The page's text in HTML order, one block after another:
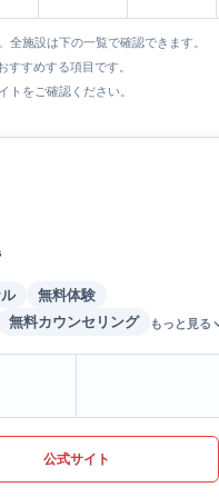
施設は下の一覧で確認できます。
すめする項目です。
をご確認ください。
無料体験
無料カウンセリング もっと見る
公式サイト